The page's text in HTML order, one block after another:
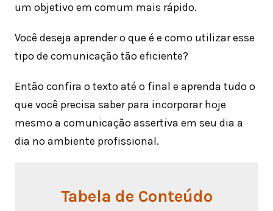
um objetivo em comum mais rápido.
Você deseja aprender o que é e como utilizar esse
tipo de comunicação tão eficiente?
Então confira o texto até o final e aprenda tudo o
que você precisa saber para incorporar hoje
mesmo a comunicação assertiva em seu dia a
dia no ambiente profissional.
Tabela de Conteúdo